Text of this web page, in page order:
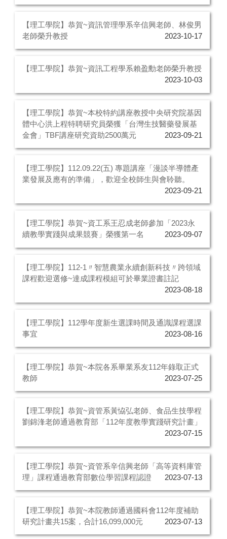
【理工學院】恭賀~資訊管理學系辛信興老師、林俊男
老師榮升教授
2023-10-17
【理工學院】恭賀~資訊工程學系賴盈勳老師榮升教授
2023-10-03
【理工學院】恭賀~本校特約講座教授中央研究院基因
體中心洪上程特聘研究員榮獲「台灣生技醫藥發展基
金會」TBF講座研究資助2500萬元
2023-09-21
【理工學院】112.09.22(五) 專題講座「漫談半導體產
業發展及應有的準備」，歡迎全校師生與會聆聽。
2023-09-21
【理工學院】恭賀~資工系王忍成老師參加「2023永
續教學實踐與成果競賽」榮獲第一名
2023-09-07
【理工學院】112-1〃智慧農業永續創新科技〃跨領域
課程歡迎選修~達成課程模組可於畢業證書註記
2023-08-18
【理工學院】112學年度新生選課時間及通識課程選課
事宜
2023-08-16
【理工學院】恭賀~本院各系畢業系友112年錄取正式
教師
2023-07-25
【理工學院】恭賀~資管系黃恊弘老師、食品生技學程
劉錦浲老師通過教育部「112年度教學實踐研究計畫」
2023-07-15
【理工學院】恭賀~資管系辛信興老師「高等資料庫管
理」課程通過教育部數位學習課程認證
2023-07-13
【理工學院】恭賀~本院教師通過國科會112年度補助
研究計畫共15案，合計16,099,000元
2023-07-13